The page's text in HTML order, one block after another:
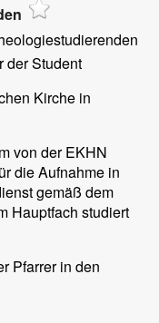
der Student
Kirche in
von der EKHN
die Aufnahme in
gemäß dem
Hauptfach studiert
Pfarrer in den